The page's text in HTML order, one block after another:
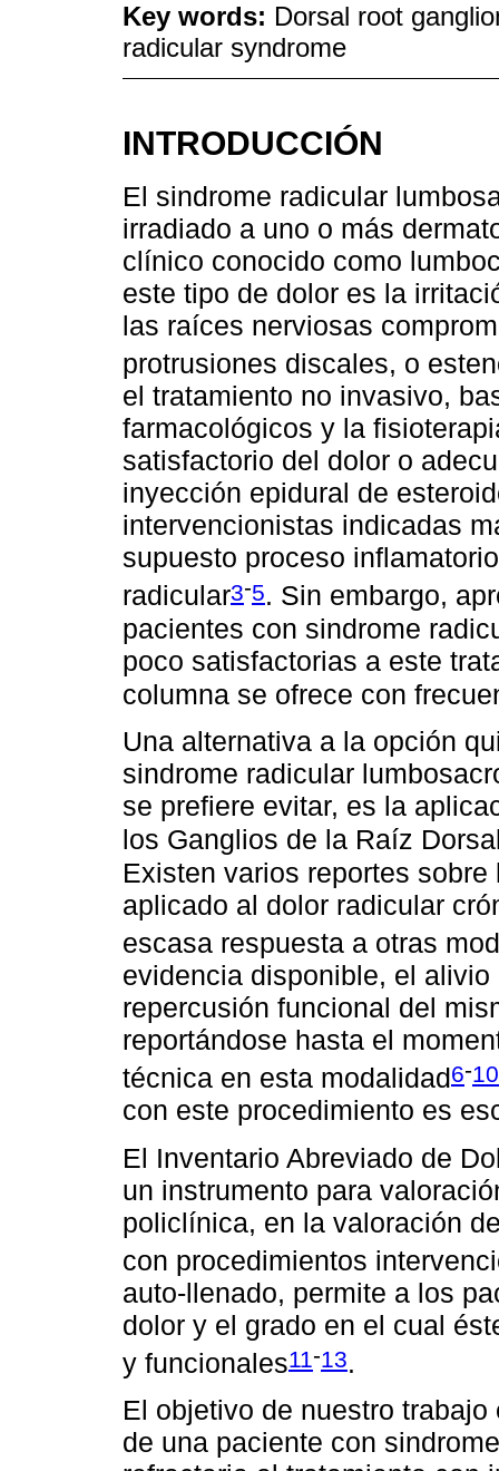
Key words: Dorsal root
radicular syndrome
INTRODUCCIÓN
El sindrome radicular
irradiado a uno o más
clínico conocido como
este tipo de dolor es la
las raíces nerviosas
protrusiones discales, o
el tratamiento no invasivo,
farmacológicos y la
satisfactorio del dolor o
inyección epidural de
intervencionistas indicadas
supuesto proceso
radicular3-5. Sin embargo,
pacientes con sindrome
poco satisfactorias a este
columna se ofrece con
Una alternativa a la opción
sindrome radicular
se prefiere evitar, es la
los Ganglios de la Raíz
Existen varios reportes
aplicado al dolor radicular
escasa respuesta a otras
evidencia disponible, el
repercusión funcional del
reportándose hasta el
técnica en esta modalidad6-10
con este procedimiento es
El Inventario Abreviado de
un instrumento para
policlínica, en la valoración
con procedimientos
auto-llenado, permite a los
dolor y el grado en el cual
y funcionales11-13.
El objetivo de nuestro
de una paciente con